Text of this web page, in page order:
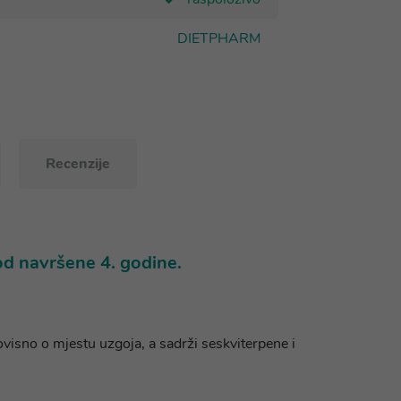
DIETPHARM
Recenzije
navršene 4. godine.
o mjestu uzgoja, a sadrži seskviterpene i